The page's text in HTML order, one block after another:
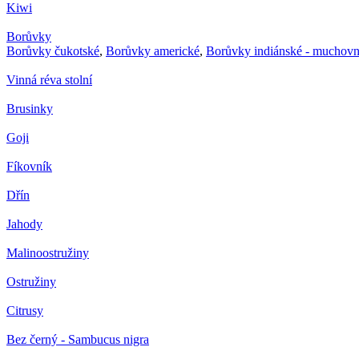
Kiwi
Borůvky
Borůvky čukotské, Borůvky americké, Borůvky indiánské -
Vinná réva stolní
Brusinky
Goji
Fíkovník
Dřín
Jahody
Malinoostružiny
Ostružiny
Citrusy
Bez černý - Sambucus nigra